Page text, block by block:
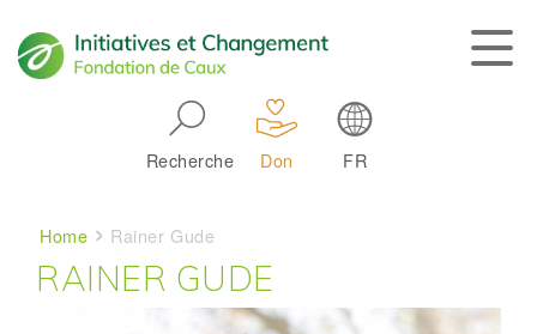
Recherche Don FR
Breadcrumb
Home Rainer Gude
RAINER GUDE